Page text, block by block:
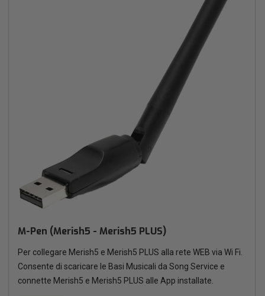
M-Pen (Merish5 - Merish5 PLUS)
Per collegare Merish5 e Merish5 PLUS alla rete WEB via Wi Fi.
Consente di scaricare le Basi Musicali da Song Service e
connette Merish5 e Merish5 PLUS alle App installate.